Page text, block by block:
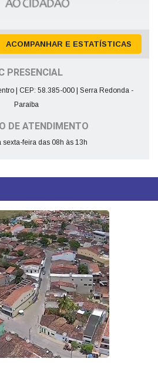
ACOMPANHAR E ESTATÍSTICAS
PRESENCIAL
| CEP: 58.385-000 | Serra Redonda -
Paraíba
DE ATENDIMENTO
sexta-feira das 08h às 13h